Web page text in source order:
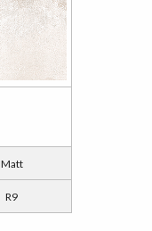
Matt
R9